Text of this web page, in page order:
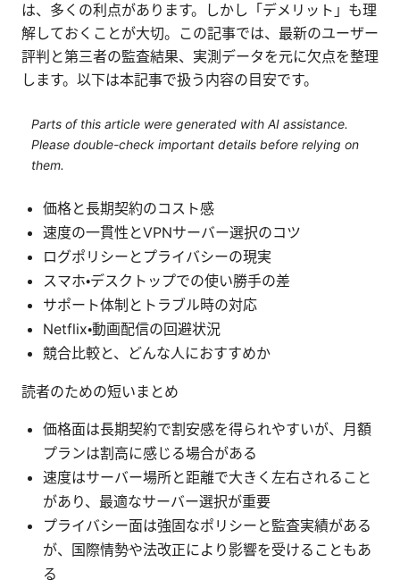
は、多くの利点があります。しかし「デメリット」も理
解しておくことが大切。この記事では、最新のユーザー
評判と第三者の監査結果、実測データを元に欠点を整理
します。以下は本記事で扱う内容の目安です。
Parts of this article were generated with AI assistance.
Please double-check important details before relying on
them.
価格と長期契約のコスト感
速度の一貫性とVPNサーバー選択のコツ
ログポリシーとプライバシーの現実
スマホ・デスクトップでの使い勝手の差
サポート体制とトラブル時の対応
Netflix・動画配信の回避状況
競合比較と、どんな人におすすめか
読者のための短いまとめ
価格面は長期契約で割安感を得られやすいが、月額
プランは割高に感じる場合がある
速度はサーバー場所と距離で大きく左右されること
があり、最適なサーバー選択が重要
プライバシー面は強固なポリシーと監査実績がある
が、国際情勢や法改正により影響を受けることもあ
る